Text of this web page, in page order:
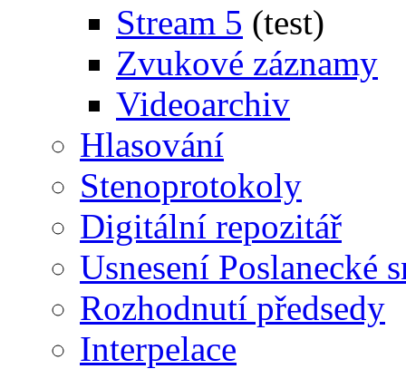
Stream 5 (test)
Zvukové záznamy
Videoarchiv
Hlasování
Stenoprotokoly
Digitální repozitář
Usnesení Poslanecké
Rozhodnutí předsedy
Interpelace